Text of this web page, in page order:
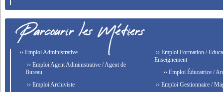
›› Emploi Administrative
›› Emploi Agent Administrative / Agent de
Bureau
›› Emploi Archiviste
›› Emploi Formation /
Enseignement
›› Emploi Éducatrice /
›› Emploi Gestionnaire /